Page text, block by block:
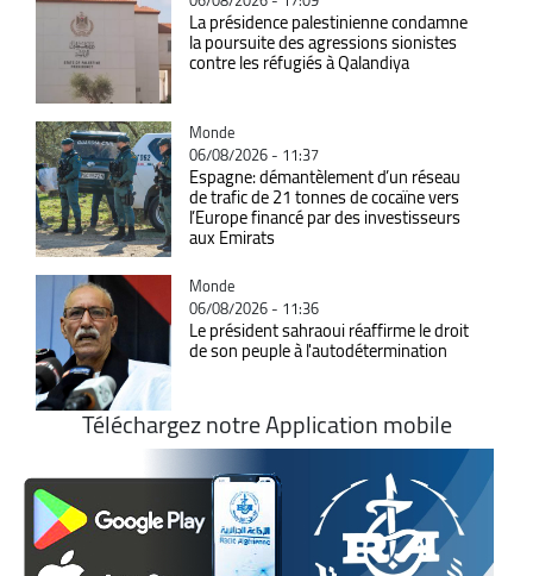
La présidence palestinienne condamne
la poursuite des agressions sionistes
contre les réfugiés à Qalandiya
Catégorie
Monde
06/08/2026 - 11:37
Espagne: démantèlement d’un réseau
de trafic de 21 tonnes de cocaïne vers
l’Europe financé par des investisseurs
aux Emirats
Catégorie
Monde
06/08/2026 - 11:36
Le président sahraoui réaffirme le droit
de son peuple à l'autodétermination
Téléchargez notre Application mobile